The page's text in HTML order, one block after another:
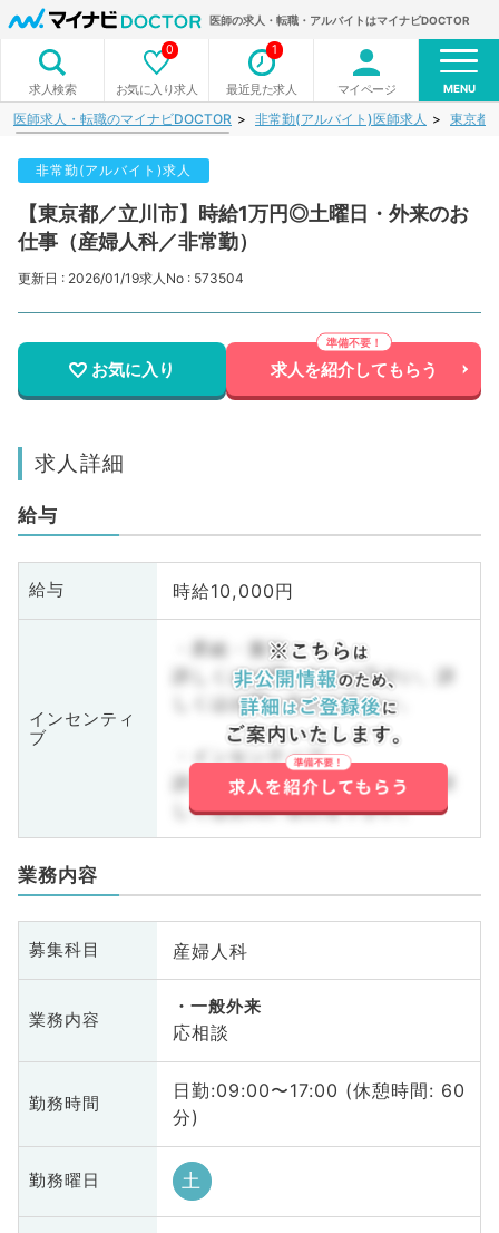
医師の求人・転職・アルバイトはマイナビDOCTOR
求人検索 お気に入り求人
0
最近見た求人
1
マイページ MENU
医師求人・転職のマイナビDOCTOR 非常勤(アルバイト)医師求人 東京都
非常勤(アルバイト)求人
【東京都／立川市】時給1万円◎土曜日・外来のお
仕事（産婦人科／非常勤）
更新日 : 2026/01/19求人No : 573504
お気に入り 求人を紹介してもらう
求人詳細
給与
給与 時給10,000円
インセンティ
ブ
・昇給・賞与
詳しくはお問い合わせ下さい。詳
しくはお問い合わせ下さい。
・インセンティブ
詳しくはお問い合わせ下さい。詳
しくはお問い合わせ下さい。
業務内容
募集科目 産婦人科
業務内容
一般外来
応相談
勤務時間
日勤:09:00〜17:00 (休憩時間: 60
分)
勤務曜日 土